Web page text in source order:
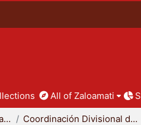
All of Zaloamati
División de Ciencias Sociales y Humanidades Coordinación Divisional de Posgrado